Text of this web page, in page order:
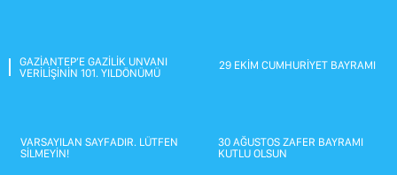
GAZİANTEP’E GAZİLİK UNVANI
VERİLİŞİNİN 101. YILDÖNÜMÜ
29 EKİM CUMHURİYET BAYRAMI
VARSAYILAN SAYFADIR. LÜTFEN
SİLMEYİN!
30 AĞUSTOS ZAFER BAYRAMI
KUTLU OLSUN